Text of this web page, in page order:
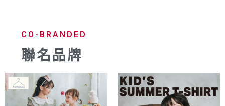
CO-BRANDED
聯名品牌